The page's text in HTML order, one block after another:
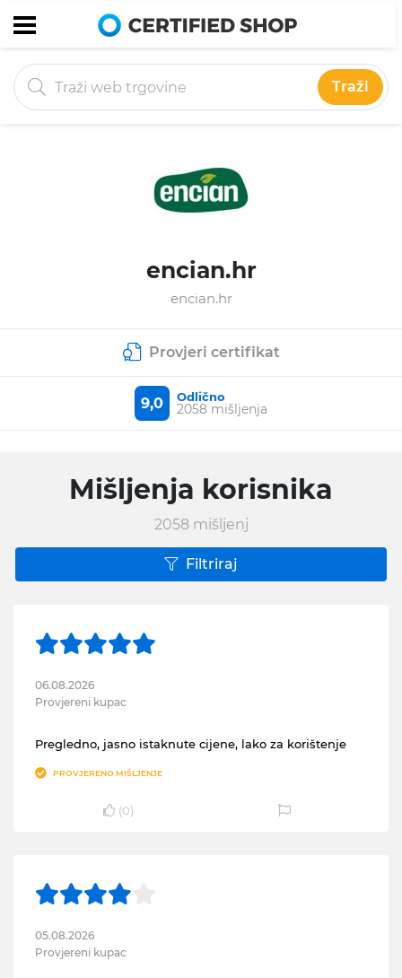
Traži
encian.hr
encian.hr
Provjeri certifikat
9,0 Odlično
2058 mišljenja
Mišljenja korisnika
2058 mišljenj
Filtriraj
06.08.2026
Provjereni kupac
Pregledno, jasno istaknute cijene, lako za korištenje
PROVJERENO MIŠLJENJE
(0)
05.08.2026
Provjereni kupac